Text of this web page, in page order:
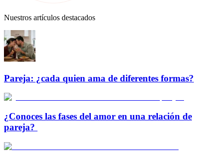
Nuestros artículos destacados
Pareja: ¿cada quien ama de diferentes formas?
¿Conoces las fases del amor en una relación de
pareja?